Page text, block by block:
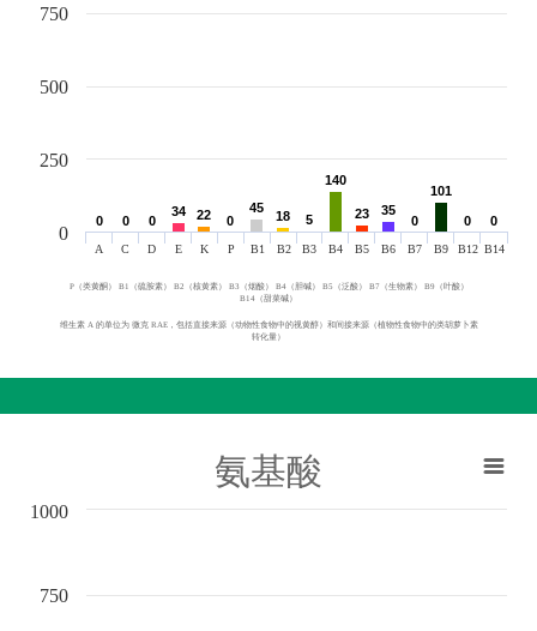
0
0 0
0 0
0
34
34 22
22 0
0
45
45
18
18 5
5
140
140
23
23 35
35
0
0
101
101
0
0 0
0
A C D E K P B1 B2 B3 B4 B5 B6 B7 B9 B12 B14
0
250
500
750
P（类黄酮） B1（硫胺素） B2（核黄素） B3（烟酸） B4（胆碱） B5（泛酸） B7（生物素） B9（叶酸）
B14（甜菜碱）
维生素 A 的单位为 微克 RAE，包括直接来源（动物性食物中的视黄醇）和间接来源（植物性食物中的类胡萝卜素
转化量）
氨基酸
750
1000